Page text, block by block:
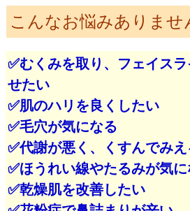
こんなお悩みありませ
✅むくみを取り、フェイス
せたい
✅肌のハリを良くしたい
✅毛穴が気になる
✅代謝が悪く、くすんでみえ
✅ほうれい線やたるみが気に
✅乾燥肌を改善したい